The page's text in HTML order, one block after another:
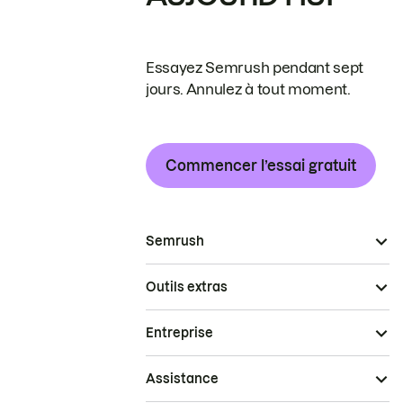
Essayez Semrush pendant sept
jours. Annulez à tout moment.
Commencer l’essai gratuit
Semrush
Outils extras
Entreprise
Assistance